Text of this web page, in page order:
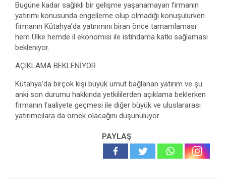
Bugüne kadar sağlıklı bir gelişme yaşanamayan firmanın
yatırımı konusunda engelleme olup olmadığı konuşulurken
firmanın Kütahya’da yatırımını biran önce tamamlaması
hem Ülke hemde il ekonomisi ile istihdama katkı sağlaması
bekleniyor.
AÇIKLAMA BEKLENİYOR
Kütahya’da birçok kişi büyük umut bağlanan yatırım ve şu
anki son durumu hakkında yetkililerden açıklama beklerken
firmanın faaliyete geçmesi ile diğer büyük ve uluslararası
yatırımcılara da örnek olacağını düşünülüyor.
PAYLAŞ